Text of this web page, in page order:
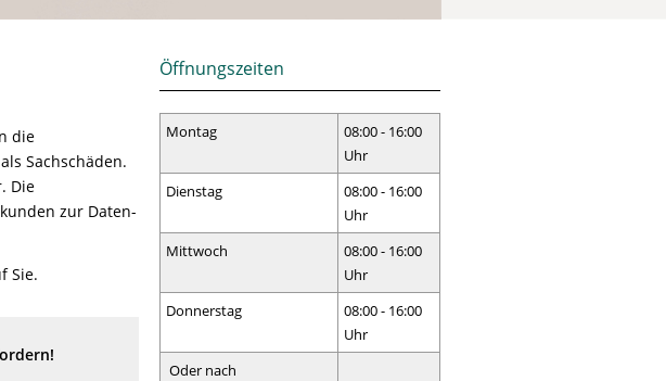
Öffnungszeiten
Montag
08:00 - 16:00
Uhr
Dienstag
08:00 - 16:00
Uhr
Mittwoch
08:00 - 16:00
Uhr
Donnerstag
08:00 - 16:00
Uhr
Oder nach
die
Sachschäden.
Die
zur Daten-
Sie.